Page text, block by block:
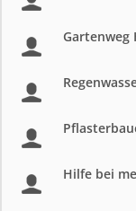
Gartenweg
Hilfe bei